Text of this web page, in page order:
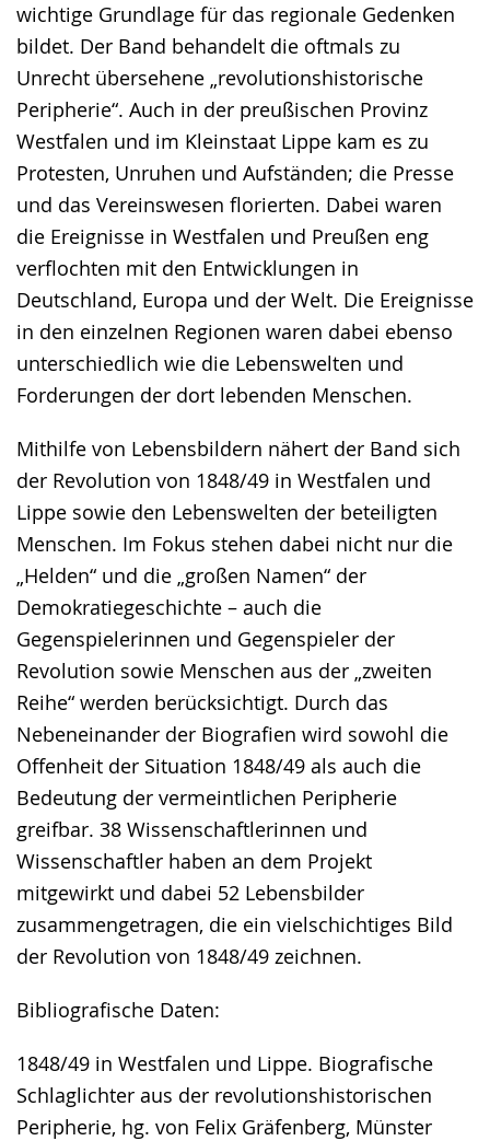
wichtige Grundlage für das regionale Gedenken
bildet. Der Band behandelt die oftmals zu
Unrecht übersehene „revolutionshistorische
Peripherie“. Auch in der preußischen Provinz
Westfalen und im Kleinstaat Lippe kam es zu
Protesten, Unruhen und Aufständen; die Presse
und das Vereinswesen florierten. Dabei waren
die Ereignisse in Westfalen und Preußen eng
verflochten mit den Entwicklungen in
Deutschland, Europa und der Welt. Die Ereignisse
in den einzelnen Regionen waren dabei ebenso
unterschiedlich wie die Lebenswelten und
Forderungen der dort lebenden Menschen.
Mithilfe von Lebensbildern nähert der Band sich
der Revolution von 1848/49 in Westfalen und
Lippe sowie den Lebenswelten der beteiligten
Menschen. Im Fokus stehen dabei nicht nur die
„Helden“ und die „großen Namen“ der
Demokratiegeschichte – auch die
Gegenspielerinnen und Gegenspieler der
Revolution sowie Menschen aus der „zweiten
Reihe“ werden berücksichtigt. Durch das
Nebeneinander der Biografien wird sowohl die
Offenheit der Situation 1848/49 als auch die
Bedeutung der vermeintlichen Peripherie
greifbar. 38 Wissenschaftlerinnen und
Wissenschaftler haben an dem Projekt
mitgewirkt und dabei 52 Lebensbilder
zusammengetragen, die ein vielschichtiges Bild
der Revolution von 1848/49 zeichnen.
Bibliografische Daten:
1848/49 in Westfalen und Lippe. Biografische
Schlaglichter aus der revolutionshistorischen
Peripherie, hg. von Felix Gräfenberg, Münster